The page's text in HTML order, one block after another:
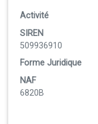
Activité
SIREN
509936910
Forme Juridique
NAF
6820B